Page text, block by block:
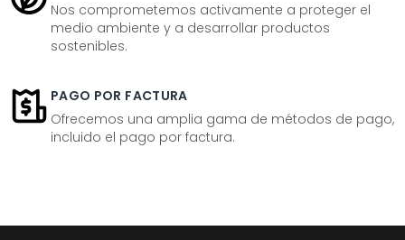
Nos comprometemos activamente a proteger el
medio ambiente y a desarrollar productos
sostenibles.
PAGO POR FACTURA
Ofrecemos una amplia gama de métodos de pago,
incluido el pago por factura.